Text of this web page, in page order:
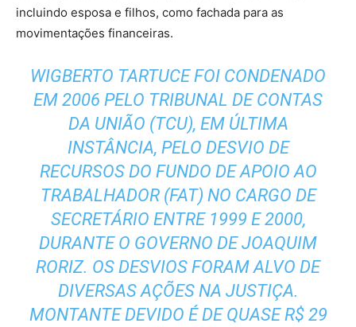
incluindo esposa e filhos, como fachada para as
movimentações financeiras.
WIGBERTO TARTUCE FOI CONDENADO
EM 2006 PELO TRIBUNAL DE CONTAS
DA UNIÃO (TCU), EM ÚLTIMA
INSTÂNCIA, PELO DESVIO DE
RECURSOS DO FUNDO DE APOIO AO
TRABALHADOR (FAT) NO CARGO DE
SECRETÁRIO ENTRE 1999 E 2000,
DURANTE O GOVERNO DE JOAQUIM
RORIZ. OS DESVIOS FORAM ALVO DE
DIVERSAS AÇÕES NA JUSTIÇA.
MONTANTE DEVIDO É DE QUASE R$ 29